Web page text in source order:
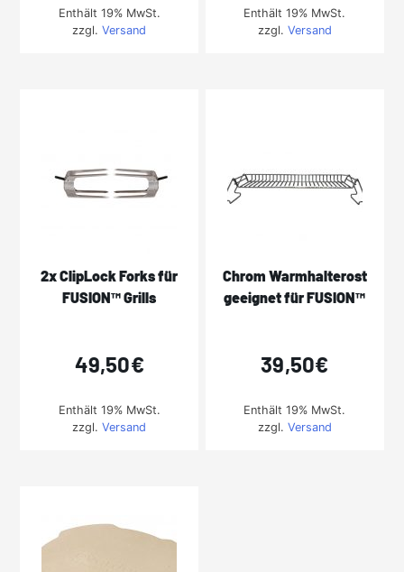
Enthält 19% MwSt.
zzgl.Versand
Enthält 19% MwSt.
zzgl. Versand
2x ClipLock Forks für
FUSION™ Grills
49,50€
Enthält 19% MwSt.
zzgl.Versand
Chrom Warmhalterost
geeignet für FUSION™
39,50€
Enthält 19% MwSt.
zzgl. Versand